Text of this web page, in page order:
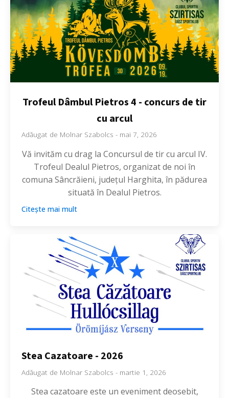
Trofeul Dâmbul Pietros 4 - concurs de tir
cu arcul
Adăugat de Molnar Szabolcs - mai 7, 2026
Vă invităm cu drag la Concursul de tir cu arcul IV.
Trofeul Dealul Pietros, organizat de noi în
comuna Sâncrăieni, județul Harghita, în pădurea
situată în Dealul Pietros.
Citește mai mult
Stea Cazatoare - 2026
Adăugat de Molnar Szabolcs - martie 1, 2026
Stea cazatoare este un eveniment deosebit,